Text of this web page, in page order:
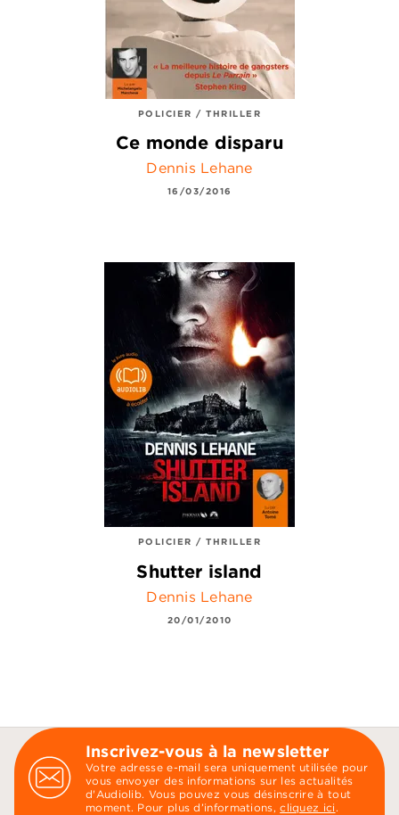
POLICIER / THRILLER
Ce monde disparu
Dennis Lehane
16/03/2016
POLICIER / THRILLER
Shutter island
Dennis Lehane
20/01/2010
Inscrivez-vous à la newsletter
Votre adresse e-mail sera uniquement utilisée pour
vous envoyer des informations sur les actualités
d'Audiolib. Vous pouvez vous désinscrire à tout
moment. Pour plus d’informations,cliquez ici .